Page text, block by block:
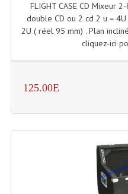
Enceintes
Enceintes
Haut-Parleurs
Haut
FLIGHT CASE CD Mixeur
double CD ou 2 cd 2 u =
2U ( réel 95 mm) . Plan
cliquez-ici
125.00E